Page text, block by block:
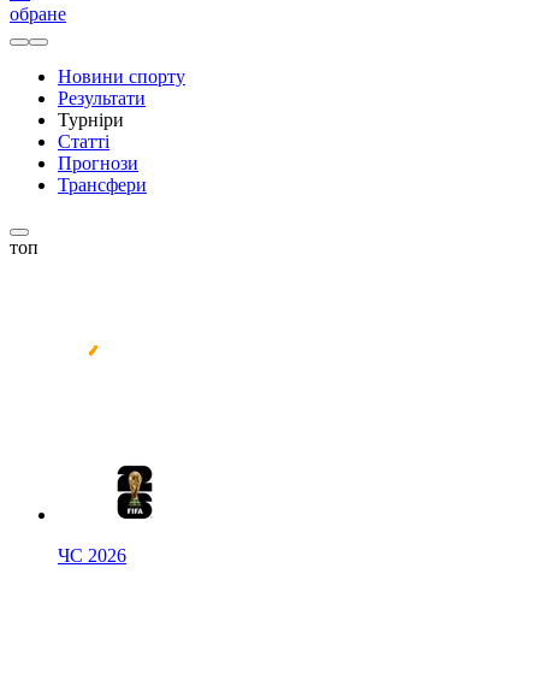
обране
Новини спорту
Результати
Турніри
Статті
Прогнози
Трансфери
топ
ЧС 2026